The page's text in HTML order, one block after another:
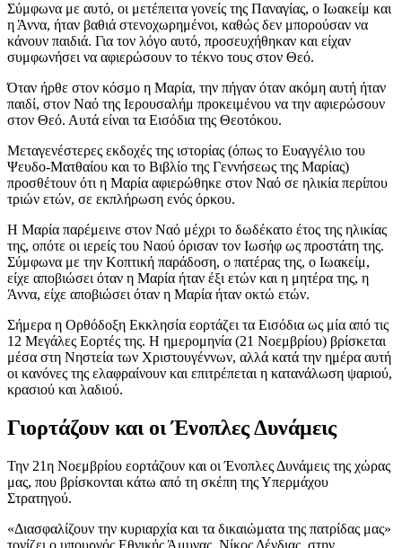
Σύμφωνα με αυτό, οι μετέπειτα γονείς της Παναγίας, ο Ιωακείμ και
η Άννα, ήταν βαθιά στενοχωρημένοι, καθώς δεν μπορούσαν να
κάνουν παιδιά. Για τον λόγο αυτό, προσευχήθηκαν και είχαν
συμφωνήσει να αφιερώσουν το τέκνο τους στον Θεό.
Όταν ήρθε στον κόσμο η Μαρία, την πήγαν όταν ακόμη αυτή ήταν
παιδί, στον Ναό της Ιερουσαλήμ προκειμένου να την αφιερώσουν
στον Θεό. Αυτά είναι τα Εισόδια της Θεοτόκου.
Μεταγενέστερες εκδοχές της ιστορίας (όπως το Ευαγγέλιο του
Ψευδο-Ματθαίου και το Βιβλίο της Γεννήσεως της Μαρίας)
προσθέτουν ότι η Μαρία αφιερώθηκε στον Ναό σε ηλικία περίπου
τριών ετών, σε εκπλήρωση ενός όρκου.
Η Μαρία παρέμεινε στον Ναό μέχρι το δωδέκατο έτος της ηλικίας
της, οπότε οι ιερείς του Ναού όρισαν τον Ιωσήφ ως προστάτη της.
Σύμφωνα με την Κοπτική παράδοση, ο πατέρας της, ο Ιωακείμ,
είχε αποβιώσει όταν η Μαρία ήταν έξι ετών και η μητέρα της, η
Άννα, είχε αποβιώσει όταν η Μαρία ήταν οκτώ ετών.
Σήμερα η Ορθόδοξη Εκκλησία εορτάζει τα Εισόδια ως μία από τις
12 Μεγάλες Εορτές της. Η ημερομηνία (21 Νοεμβρίου) βρίσκεται
μέσα στη Νηστεία των Χριστουγέννων, αλλά κατά την ημέρα αυτή
οι κανόνες της ελαφραίνουν και επιτρέπεται η κατανάλωση ψαριού,
κρασιού και λαδιού.
Γιορτάζουν και οι Ένοπλες Δυνάμεις
Την 21η Νοεμβρίου εορτάζουν και οι Ένοπλες Δυνάμεις της χώρας
μας, που βρίσκονται κάτω από τη σκέπη της Υπερμάχου
Στρατηγού.
«Διασφαλίζουν την κυριαρχία και τα δικαιώματα της πατρίδας μας»